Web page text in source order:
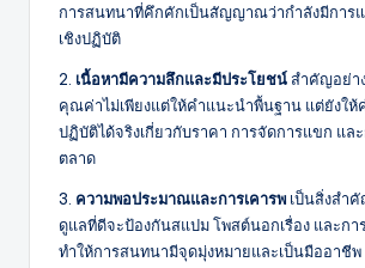
การสนทนาที่คึกคักเป็นสัญญาณว่ากำลังมีการ
เชิงปฏิบัติ
2. เนื้อหามีความลึกและมีประโยชน์สำคัญอย่า
คุณค่าไม่เพียงแต่ให้คำแนะนำพื้นฐาน แต่ยังใ
ปฏิบัติได้จริงเกี่ยวกับราคา การจัดการแขก แล
ตลาด
3. ความพอประมาณและการเคารพ เป็นสิ่งสำ
ดูแลที่ดีจะป้องกันสแปม โพสต์นอกเรื่อง และกา
ทำให้การสนทนามีจุดมุ่งหมายและเป็นมืออาชีพ